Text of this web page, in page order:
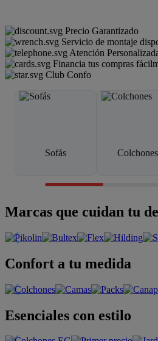
Precio Garantizado
Servicio de montaje
Atención
Financia tus compras
Club Confo
Sofás Colchones
Marcas que cuidan tu
Confort a tu medida
Esenciales con estilo